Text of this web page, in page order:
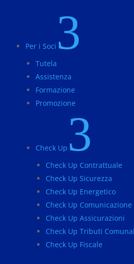
Per i Soci 3
Tutela
Assistenza
Formazione
Promozione
Check Up 3
Check Up Contrattuale
Check Up Sicurezza
Check Up Energetico
Check Up Comunicazione
Check Up Assicurazioni
Check Up Tributi
Check Up Fiscale